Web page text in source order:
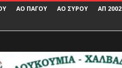
ΑΟ ΠΑΓΟΥ ΑΟ ΣΥΡΟΥ ΑΠ 2002